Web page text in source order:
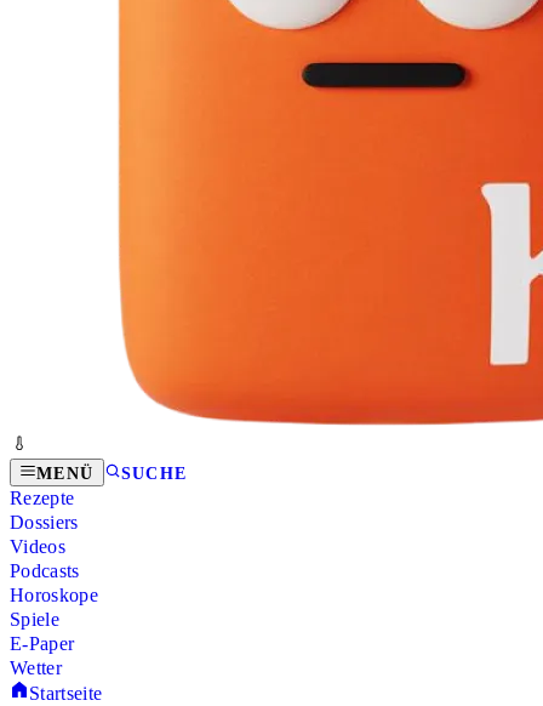
MENÜ SUCHE
Rezepte
Dossiers
Videos
Podcasts
Horoskope
Spiele
E-Paper
Wetter
Startseite